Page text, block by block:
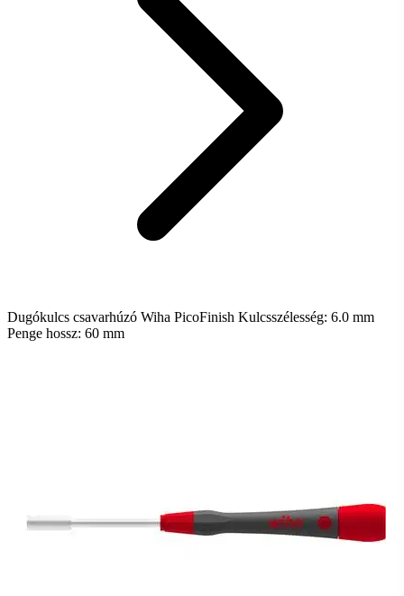
Dugókulcs csavarhúzó Wiha PicoFinish Kulcsszélesség: 6.0 mm
Penge hossz: 60 mm